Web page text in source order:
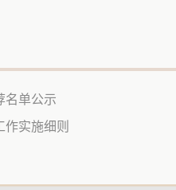
名单公示
作实施细则